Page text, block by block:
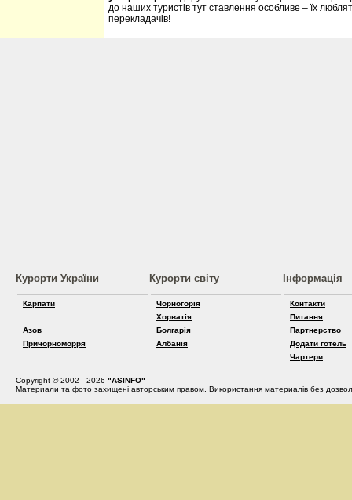
до наших туристів тут ставлення особливе – їх
перекладачів!
Курорти України
Карпати
Азов
Причорноморря
Курорти світу
Чорногорія
Хорватія
Болгарія
Албанія
Інформація
Контакти
Питання
Партнерство
Додати готель
Чартери
Copyright © 2002 - 2026 "ASINFO"
Материали та фото захищені авторським правом. Використання материалів без